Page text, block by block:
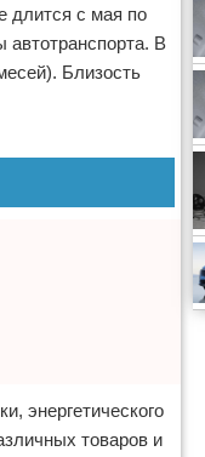
длится с мая по
автотранспорта. В
Близость
энергетического
товаров и